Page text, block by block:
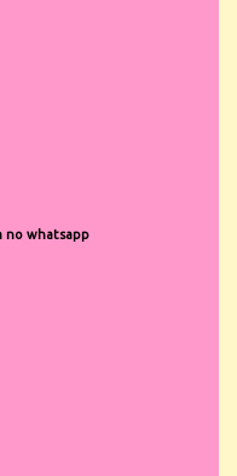
no whatsapp